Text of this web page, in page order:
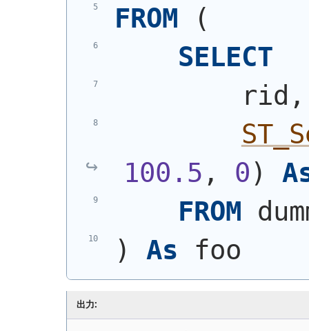
FROM
(
SELECT
        rid,
100.5 , 0 )
FROM
)
As foo
出力: